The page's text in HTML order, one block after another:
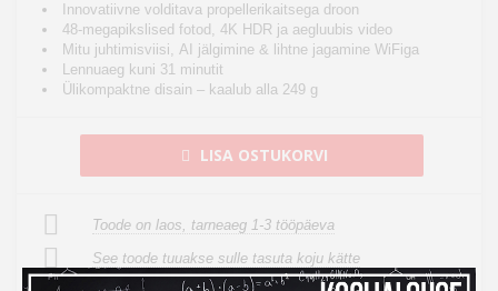
Innovatiivne volditava propellerikaitsega droon
48-megapikslised fotod, 4K HDR ja aegluubis video
Mitu juhtimisviisi, AI jälgimine & lihtne jagamine WiFiga
Lennuaeg kuni 31 minutit
Ülikompaktne disain – kaalub alla 249 g
LISA OSTUKORVI
Toode on laos, tarneaeg 1-3 tööpäeva
See toode tuuakse sulle tasuta koju kätte